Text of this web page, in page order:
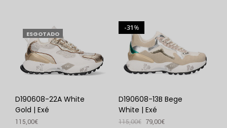
ESGOTADO
D190608-22A White
Gold | Exé
115,00€
%
31
D190608-13B Bege
White | Exé
115,00€ 79,00€